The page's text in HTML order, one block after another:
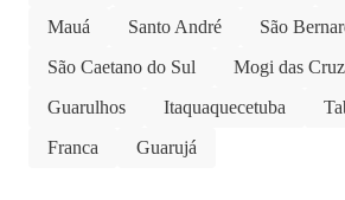
Mauá
Santo André
São
São Caetano do Sul
Mogi das
Guarulhos
Itaquaquecetuba
Franca
Guarujá